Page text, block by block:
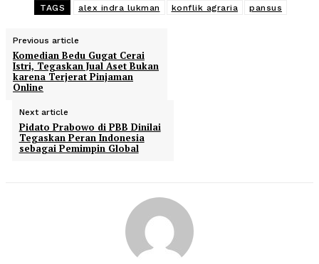
TAGS alex indra lukman konflik agraria pansus
Previous article
Komedian Bedu Gugat Cerai
Istri, Tegaskan Jual Aset Bukan
karena Terjerat Pinjaman
Online
Next article
Pidato Prabowo di PBB Dinilai
Tegaskan Peran Indonesia
sebagai Pemimpin Global